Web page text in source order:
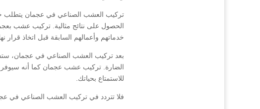
تركيب العشب الصناعي في عجمان يتطلب
الحصول على نتائج مثالية. تركيب عشب
خدماتهم وأعمالهم السابقة قبل اتخاذ قرار
بعد تركيب العشب الصناعي في عجمان،
الضارة. تركيب عشب عجمان كما أنه سيوفر
للاستمتاع بحياتك.
فلا تتردد في تركيب العشب الصناعي في